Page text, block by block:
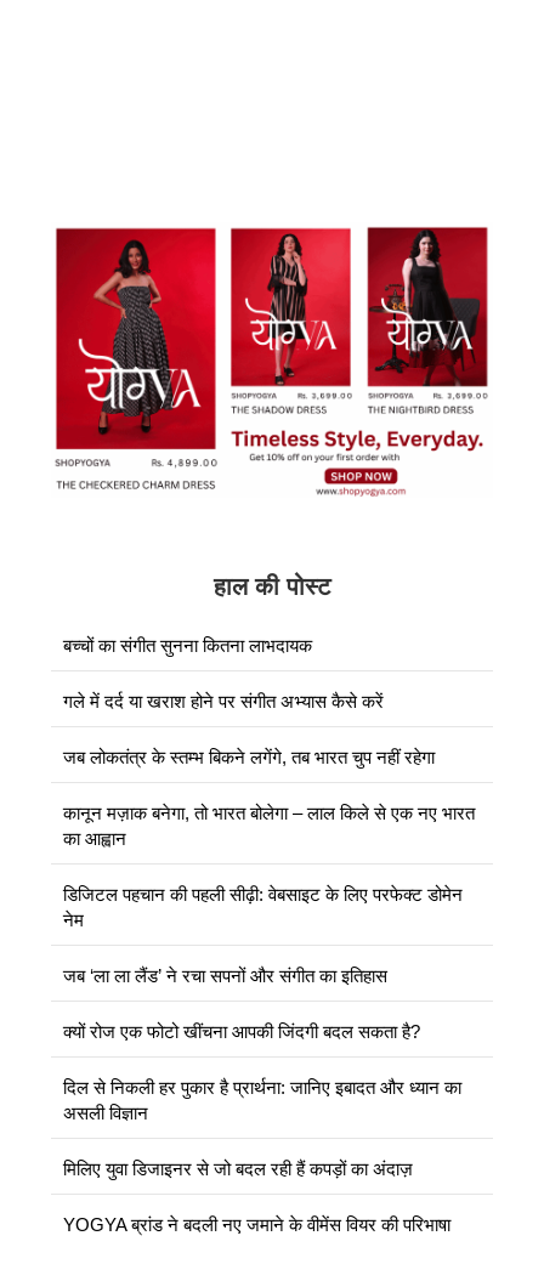
हाल की पोस्ट
बच्चों का संगीत सुनना कितना लाभदायक
गले में दर्द या खराश होने पर संगीत अभ्यास कैसे करें
जब लोकतंत्र के स्तम्भ बिकने लगेंगे, तब भारत चुप नहीं रहेगा
कानून मज़ाक बनेगा, तो भारत बोलेगा – लाल किले से एक नए भारत
का आह्वान
डिजिटल पहचान की पहली सीढ़ी: वेबसाइट के लिए परफेक्ट डोमेन
नेम
जब ‘ला ला लैंड’ ने रचा सपनों और संगीत का इतिहास
क्यों रोज एक फोटो खींचना आपकी जिंदगी बदल सकता है?
दिल से निकली हर पुकार है प्रार्थना: जानिए इबादत और ध्यान का
असली विज्ञान
मिलिए युवा डिजाइनर से जो बदल रही हैं कपड़ों का अंदाज़
YOGYA ब्रांड ने बदली नए जमाने के वीमेंस वियर की परिभाषा